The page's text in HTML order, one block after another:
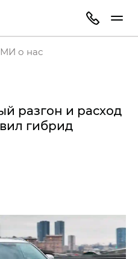
о нас
разгон и расход
гибрид